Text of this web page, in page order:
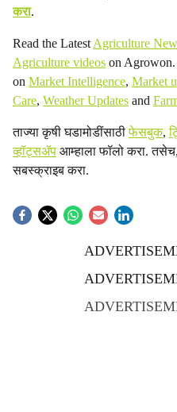
करा.
Read the Latest Agriculture
Agriculture videos on Agrowon.
on Market Intelligence, Market
Care, Weather Updates and
ताज्या कृषी घडामोडींसाठीफेसबुक,
व्हॉट्सॲप आम्हाला फॉलो करा.
सबस्क्राइब करा.